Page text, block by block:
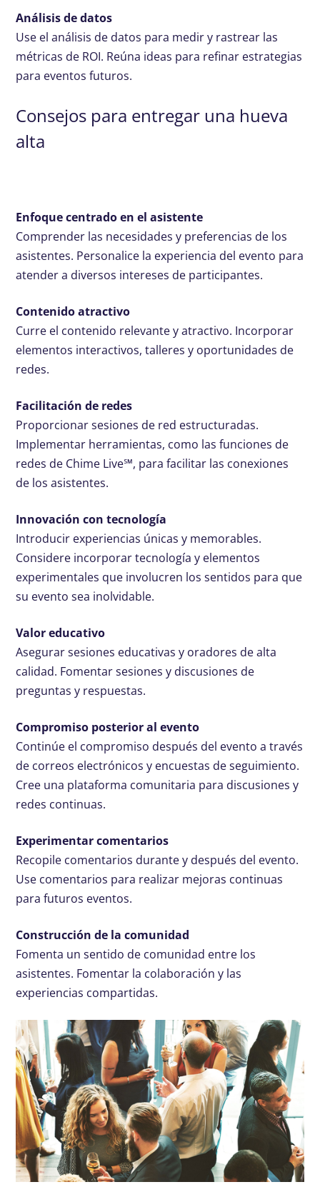
Análisis de datos
Use el análisis de datos para medir y rastrear las
métricas de ROI. Reúna ideas para refinar estrategias
para eventos futuros.
Consejos para entregar una hueva
alta
Enfoque centrado en el asistente
Comprender las necesidades y preferencias de los
asistentes. Personalice la experiencia del evento para
atender a diversos intereses de participantes.
Contenido atractivo
Curre el contenido relevante y atractivo. Incorporar
elementos interactivos, talleres y oportunidades de
redes.
Facilitación de redes
Proporcionar sesiones de red estructuradas.
Implementar herramientas, como las funciones de
redes de Chime Live℠, para facilitar las conexiones
de los asistentes.
Innovación con tecnología
Introducir experiencias únicas y memorables.
Considere incorporar tecnología y elementos
experimentales que involucren los sentidos para que
su evento sea inolvidable.
Valor educativo
Asegurar sesiones educativas y oradores de alta
calidad. Fomentar sesiones y discusiones de
preguntas y respuestas.
Compromiso posterior al evento
Continúe el compromiso después del evento a través
de correos electrónicos y encuestas de seguimiento.
Cree una plataforma comunitaria para discusiones y
redes continuas.
Experimentar comentarios
Recopile comentarios durante y después del evento.
Use comentarios para realizar mejoras continuas
para futuros eventos.
Construcción de la comunidad
Fomenta un sentido de comunidad entre los
asistentes. Fomentar la colaboración y las
experiencias compartidas.